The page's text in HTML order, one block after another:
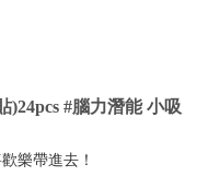
)24pcs #腦力潛能 小吸
樂帶進去！